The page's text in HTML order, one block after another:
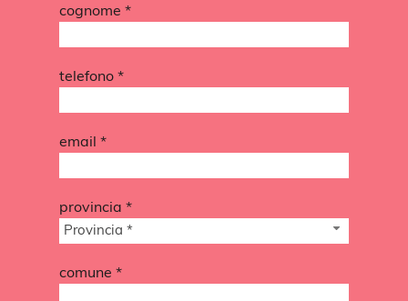
cognome *
telefono *
email *
provincia *
Provincia *
comune *